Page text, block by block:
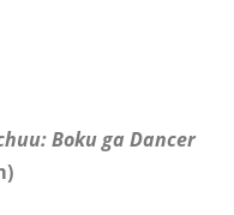
Boku ga Dancer